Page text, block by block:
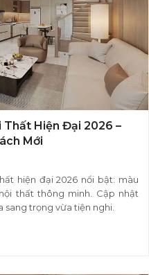
Thất Hiện Đại 2026 –
Mới
hiện đại 2026 nổi bật: màu
thất thông minh. Cập nhật
trọng vừa tiện nghi.